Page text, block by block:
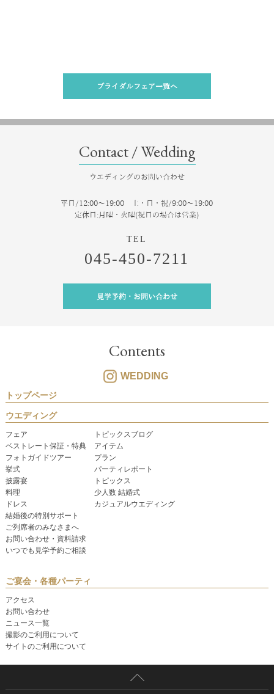
ブライダルフェア一覧へ
Contact / Wedding
ウエディングのお問い合わせ
平日/12:00～19:00 土・日・祝/9:00～19:00
定休日:月曜・火曜(祝日の場合は営業)
045-450-7211
見学予約・お問い合わせ
Contents
WEDDING
トップページ
ウエディング
フェア
ベストレート保証・特典
フォトガイドツアー
挙式
披露宴
料理
ドレス
トピックスブログ
アイテム
プラン
パーティレポート
トピックス
少人数 結婚式
カジュアルウエディング
結婚後の特別サポート
ご列席者のみなさまへ
お問い合わせ・資料請求
いつでも見学予約ご相談
ご宴会・各種パーティ
アクセス
お問い合わせ
ニュース一覧
撮影のご利用について
サイトのご利用について